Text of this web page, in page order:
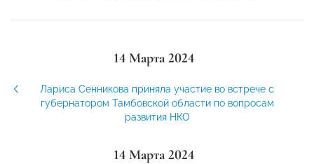
14 Марта 2024
Лариса Сенникова приняла участие во встрече с
губернатором Тамбовской области по вопросам
развития НКО
14 Марта 2024